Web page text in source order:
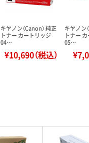
キヤノン（Canon） 純正
トナー カートリッジ
04…
¥10,690（税込）
キヤノン
トナー
05…